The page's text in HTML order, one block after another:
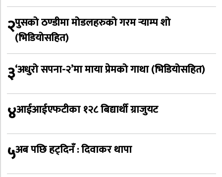
२पुसको ठण्डीमा मोडलहरुको गरम र्‍याम्प शो
(भिडियोसहित)
३‘अधुरो सपना-२’मा माया प्रेमको गाथा (भिडियोसहित)
४आईआईएफटीका १२८ बिद्यार्थी ग्राजुयट
५अब पछि हट्दिनँ : दिवाकर थापा